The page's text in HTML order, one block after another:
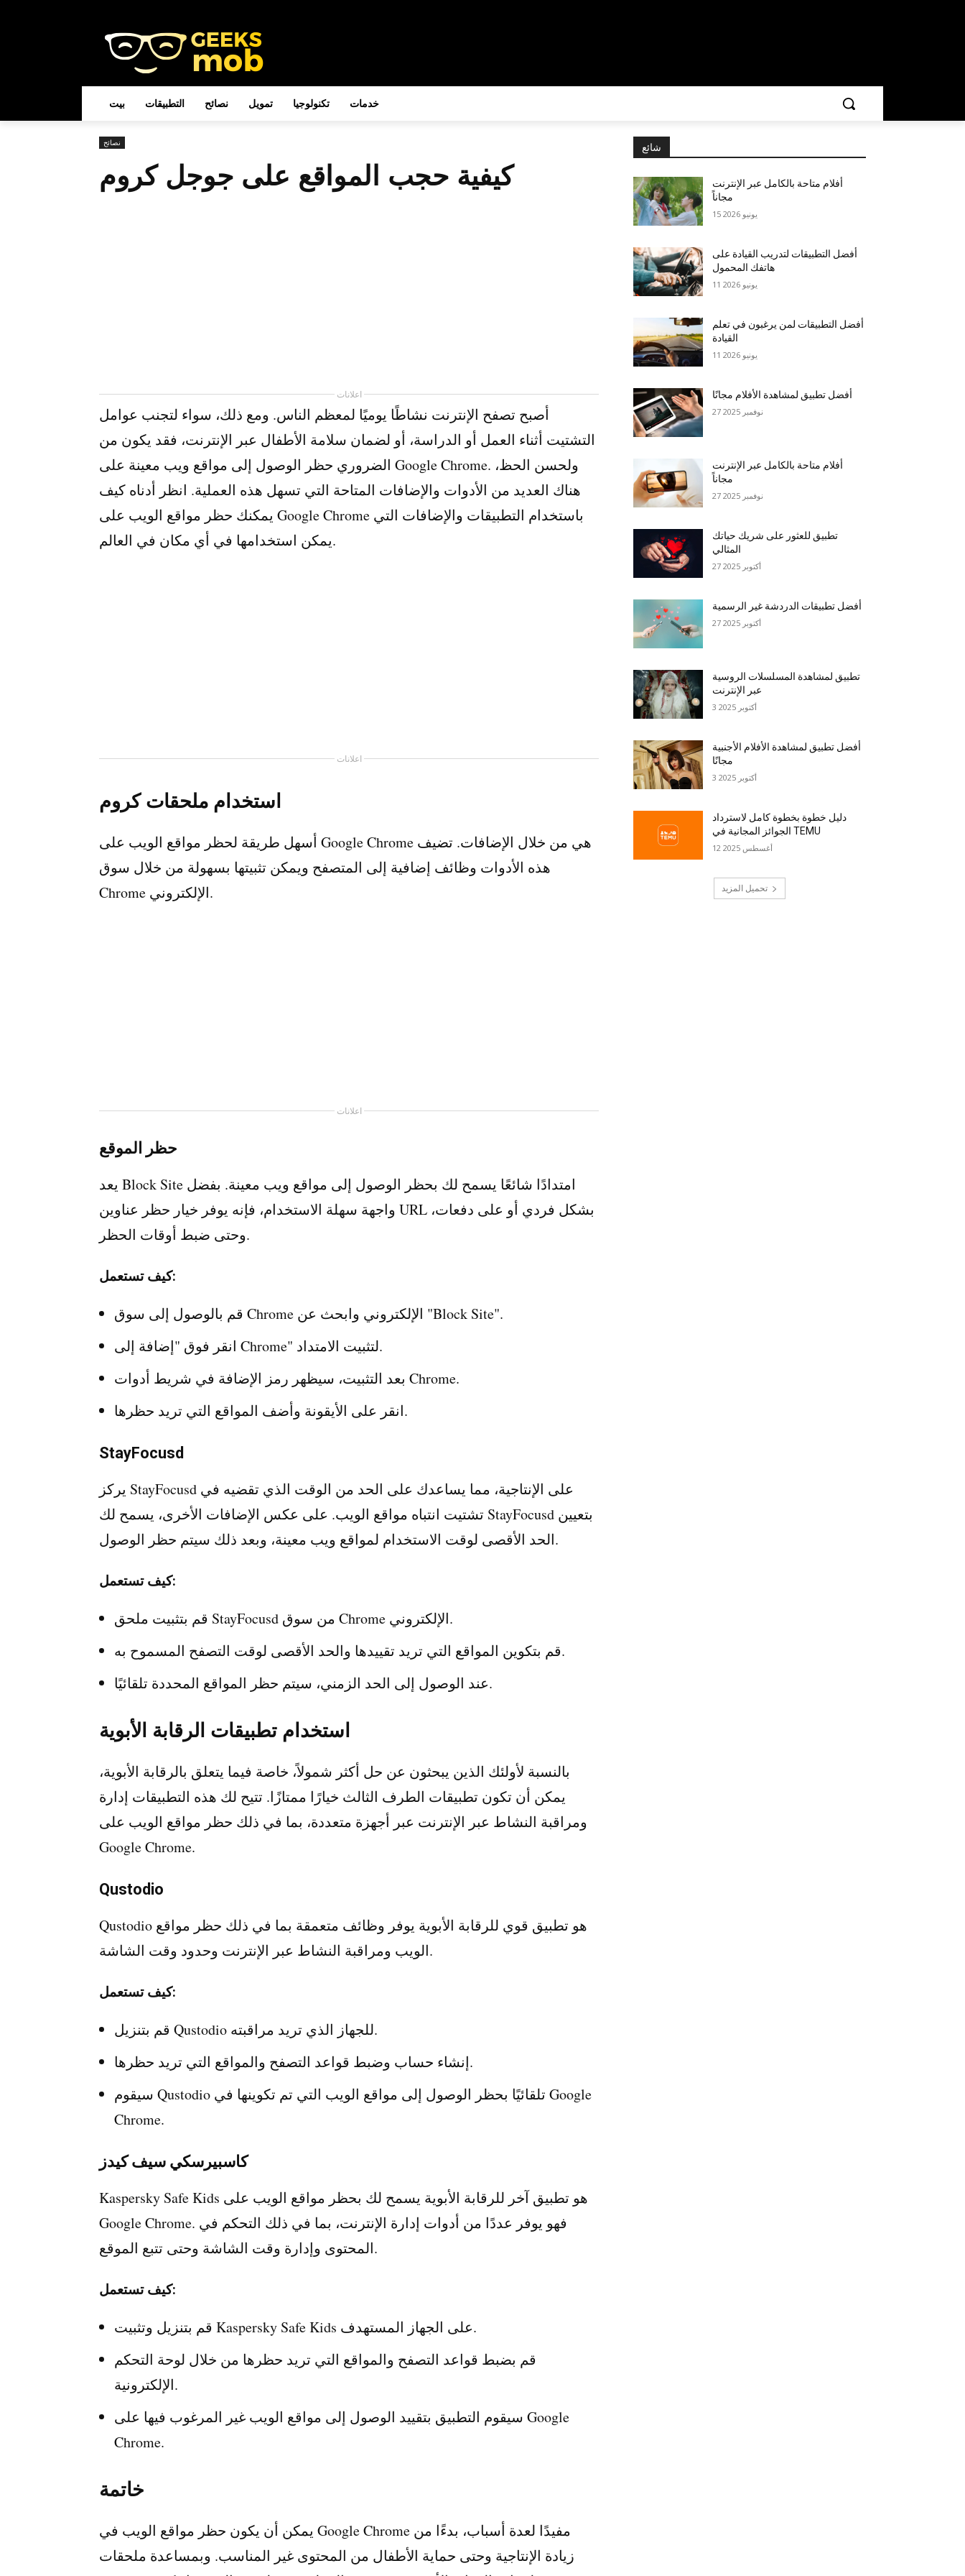
بيت التطبيقات نصائح تمويل تكنولوجيا خدمات
نصائح
كيفية حجب المواقع على جوجل كروم
اعلانات
أصبح تصفح الإنترنت نشاطًا يوميًا لمعظم الناس. ومع ذلك، سواء لتجنب عوامل
التشتيت أثناء العمل أو الدراسة، أو لضمان سلامة الأطفال عبر الإنترنت، فقد يكون من
الضروري حظر الوصول إلى مواقع ويب معينة على Google Chrome. ولحسن الحظ،
هناك العديد من الأدوات والإضافات المتاحة التي تسهل هذه العملية. انظر أدناه كيف
يمكنك حظر مواقع الويب على Google Chrome باستخدام التطبيقات والإضافات التي
يمكن استخدامها في أي مكان في العالم.
اعلانات
استخدام ملحقات كروم
أسهل طريقة لحظر مواقع الويب على Google Chrome هي من خلال الإضافات. تضيف
هذه الأدوات وظائف إضافية إلى المتصفح ويمكن تثبيتها بسهولة من خلال سوق
Chrome الإلكتروني.
اعلانات
حظر الموقع
يعد Block Site امتدادًا شائعًا يسمح لك بحظر الوصول إلى مواقع ويب معينة. بفضل
واجهة سهلة الاستخدام، فإنه يوفر خيار حظر عناوين URL بشكل فردي أو على دفعات،
وحتى ضبط أوقات الحظر.
كيف تستعمل:
قم بالوصول إلى سوق Chrome الإلكتروني وابحث عن "Block Site".
انقر فوق "إضافة إلى Chrome" لتثبيت الامتداد.
بعد التثبيت، سيظهر رمز الإضافة في شريط أدوات Chrome.
انقر على الأيقونة وأضف المواقع التي تريد حظرها.
StayFocusd
يركز StayFocusd على الإنتاجية، مما يساعدك على الحد من الوقت الذي تقضيه في
تشتيت انتباه مواقع الويب. على عكس الإضافات الأخرى، يسمح لك StayFocusd بتعيين
الحد الأقصى لوقت الاستخدام لمواقع ويب معينة، وبعد ذلك سيتم حظر الوصول.
كيف تستعمل:
قم بتثبيت ملحق StayFocusd من سوق Chrome الإلكتروني.
قم بتكوين المواقع التي تريد تقييدها والحد الأقصى لوقت التصفح المسموح به.
عند الوصول إلى الحد الزمني، سيتم حظر المواقع المحددة تلقائيًا.
استخدام تطبيقات الرقابة الأبوية
بالنسبة لأولئك الذين يبحثون عن حل أكثر شمولاً، خاصة فيما يتعلق بالرقابة الأبوية،
يمكن أن تكون تطبيقات الطرف الثالث خيارًا ممتازًا. تتيح لك هذه التطبيقات إدارة
ومراقبة النشاط عبر الإنترنت عبر أجهزة متعددة، بما في ذلك حظر مواقع الويب على
Google Chrome.
Qustodio
Qustodio هو تطبيق قوي للرقابة الأبوية يوفر وظائف متعمقة بما في ذلك حظر مواقع
الويب ومراقبة النشاط عبر الإنترنت وحدود وقت الشاشة.
كيف تستعمل:
قم بتنزيل Qustodio للجهاز الذي تريد مراقبته.
إنشاء حساب وضبط قواعد التصفح والمواقع التي تريد حظرها.
سيقوم Qustodio تلقائيًا بحظر الوصول إلى مواقع الويب التي تم تكوينها في Google
Chrome.
كاسبيرسكي سيف كيدز
Kaspersky Safe Kids هو تطبيق آخر للرقابة الأبوية يسمح لك بحظر مواقع الويب على
Google Chrome. فهو يوفر عددًا من أدوات إدارة الإنترنت، بما في ذلك التحكم في
المحتوى وإدارة وقت الشاشة وحتى تتبع الموقع.
كيف تستعمل:
قم بتنزيل وتثبيت Kaspersky Safe Kids على الجهاز المستهدف.
قم بضبط قواعد التصفح والمواقع التي تريد حظرها من خلال لوحة التحكم
الإلكترونية.
سيقوم التطبيق بتقييد الوصول إلى مواقع الويب غير المرغوب فيها على Google
Chrome.
خاتمة
يمكن أن يكون حظر مواقع الويب في Google Chrome مفيدًا لعدة أسباب، بدءًا من
زيادة الإنتاجية وحتى حماية الأطفال من المحتوى غير المناسب. وبمساعدة ملحقات
شائع
أفلام متاحة بالكامل عبر الإنترنت
مجاناً
15 يونيو 2026
أفضل التطبيقات لتدريب القيادة على
هاتفك المحمول
11 يونيو 2026
أفضل التطبيقات لمن يرغبون في تعلم
القيادة
11 يونيو 2026
أفضل تطبيق لمشاهدة الأفلام مجانًا
27 نوفمبر 2025
أفلام متاحة بالكامل عبر الإنترنت
مجاناً
27 نوفمبر 2025
تطبيق للعثور على شريك حياتك
المثالي
27 أكتوبر 2025
أفضل تطبيقات الدردشة غير الرسمية
27 أكتوبر 2025
تطبيق لمشاهدة المسلسلات الروسية
عبر الإنترنت
3 أكتوبر 2025
أفضل تطبيق لمشاهدة الأفلام الأجنبية
مجانًا
3 أكتوبر 2025
دليل خطوة بخطوة كامل لاسترداد
الجوائز المجانية في TEMU
12 أغسطس 2025
تحميل المزيد